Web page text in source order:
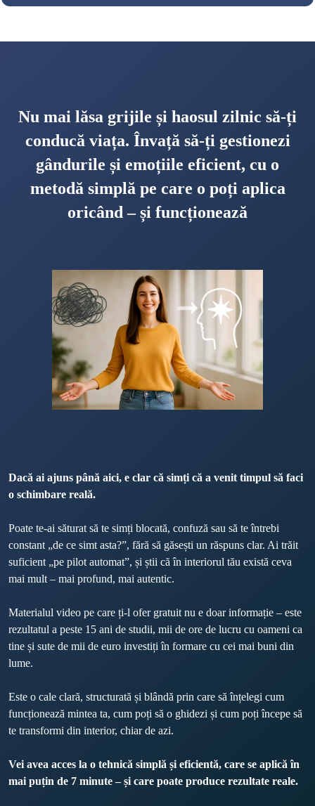
Nu mai lăsa grijile și haosul zilnic să-ți
conducă viața. Învață să-ți gestionezi
gândurile și emoțiile eficient, cu o
metodă simplă pe care o poți aplica
oricând – și funcționează
Dacă ai ajuns până aici, e clar că simți că a venit timpul să faci
o schimbare reală.
Poate te-ai săturat să te simți blocată, confuză sau să te întrebi
constant „de ce simt asta?”, fără să găsești un răspuns clar. Ai trăit
suficient „pe pilot automat”, și știi că în interiorul tău există ceva
mai mult – mai profund, mai autentic.
Materialul video pe care ți-l ofer gratuit nu e doar informație – este
rezultatul a peste 15 ani de studii, mii de ore de lucru cu oameni ca
tine și sute de mii de euro investiți în formare cu cei mai buni din
lume.
Este o cale clară, structurată și blândă prin care să înțelegi cum
funcționează mintea ta, cum poți să o ghidezi și cum poți începe să
te transformi din interior, chiar de azi.
Vei avea acces la o tehnică simplă și eficientă, care se aplică în
mai puțin de 7 minute – și care poate produce rezultate reale.